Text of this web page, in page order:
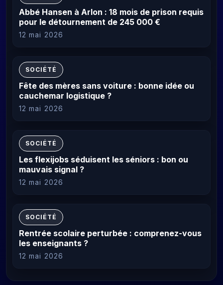
Abbé Hansen à Arlon : 18 mois de prison requis
pour le détournement de 245 000 €
12 mai 2026
SOCIÉTÉ
Fête des mères sans voiture : bonne idée ou
cauchemar logistique ?
12 mai 2026
SOCIÉTÉ
Les flexijobs séduisent les séniors : bon ou
mauvais signal ?
12 mai 2026
SOCIÉTÉ
Rentrée scolaire perturbée : comprenez-vous
les enseignants ?
12 mai 2026